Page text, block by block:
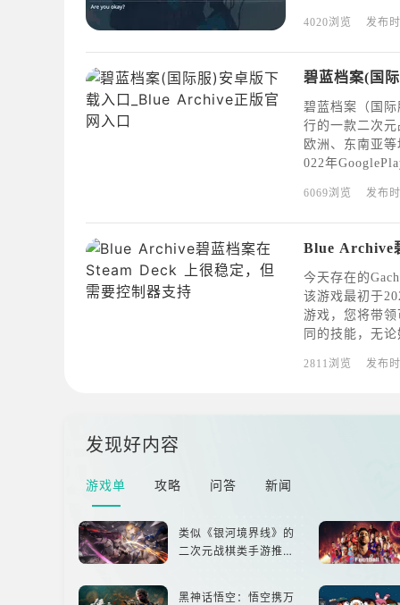
物品（包括神
4020浏览 发布
碧蓝档案(国
碧蓝档案（国
行的一款二次
欧洲、东南亚
022年
uot;，带领
6069浏览 发布
今天存在的
该游戏最初于
游戏，您将带
同的技能，无
——3D战斗以及
2811浏览 发布
发现好内容
游戏单 攻略 问答 新闻
类似《银河境界线》的
二次元战棋类手游推
黑神话悟空：悟空携万